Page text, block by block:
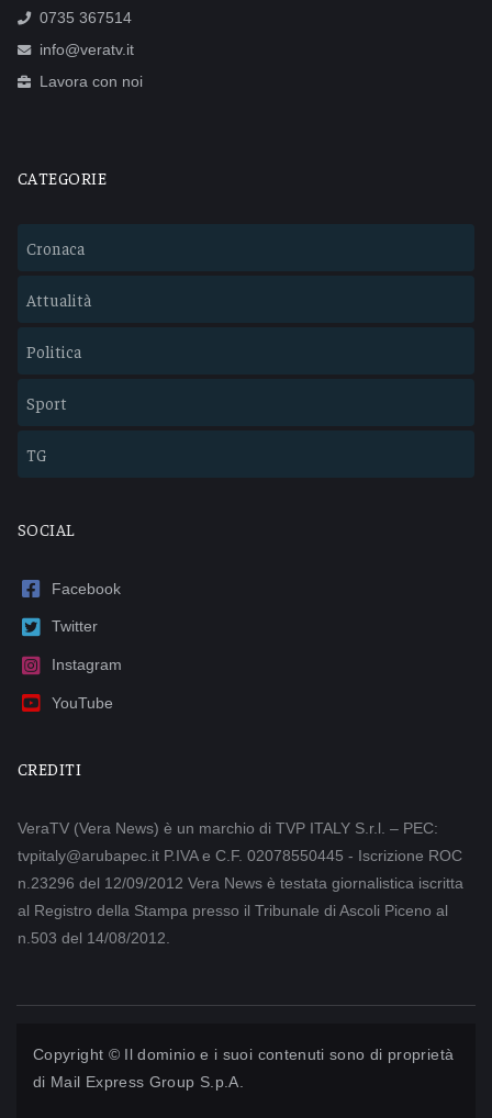
0735 367514
info@veratv.it
Lavora con noi
CATEGORIE
Cronaca
Attualità
Politica
Sport
TG
SOCIAL
Facebook
Twitter
Instagram
YouTube
CREDITI
VeraTV (Vera News) è un marchio di TVP ITALY S.r.l. – PEC:
tvpitaly@arubapec.it P.IVA e C.F. 02078550445 - Iscrizione ROC
n.23296 del 12/09/2012 Vera News è testata giornalistica iscritta
al Registro della Stampa presso il Tribunale di Ascoli Piceno al
n.503 del 14/08/2012.
Copyright © Il dominio e i suoi contenuti sono di proprietà
di Mail Express Group S.p.A.